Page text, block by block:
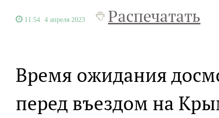
11:54 4 апреля 2023 Распечатать
Время ожидания
перед въездом на